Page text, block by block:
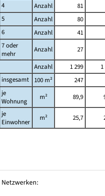
4
Anzahl 81
5
Anzahl 80
6
Anzahl 41
7 oder
mehr
Anzahl 27
Anzahl 1 299
insgesamt 100 m² 247
je
Wohnung
m² 89,9
je
Einwohner
m² 25,7